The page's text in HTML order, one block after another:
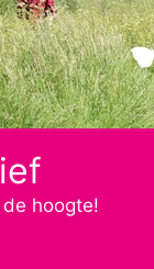
hoogte!